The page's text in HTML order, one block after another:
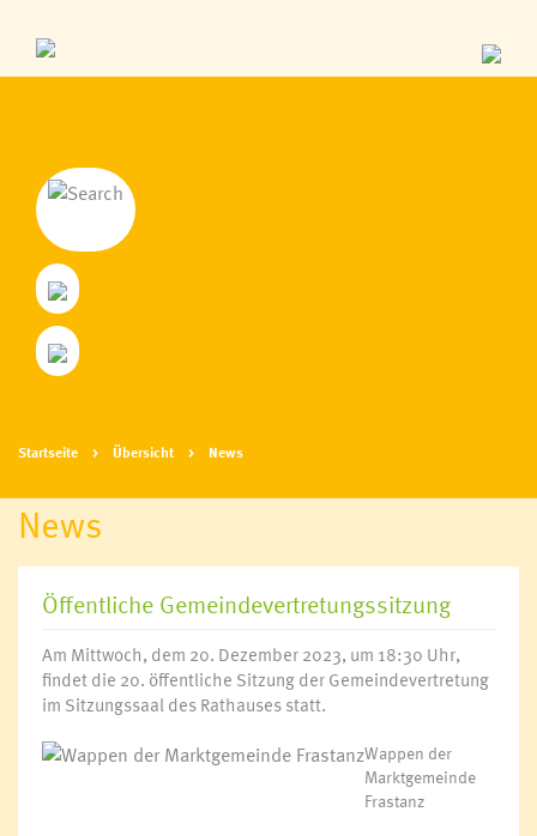
Startseite Übersicht News
News
Öffentliche Gemeindevertretungssitzung
Am Mittwoch, dem 20. Dezember 2023, um 18:30 Uhr,
findet die 20. öffentliche Sitzung der Gemeindevertretung
im Sitzungssaal des Rathauses statt.
Wappen der
Marktgemeinde
Frastanz